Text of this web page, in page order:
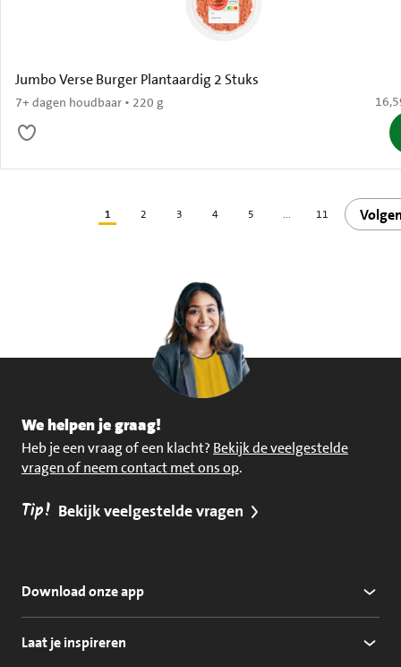
Jumbo Verse Burger Plantaardig 2 Stuks
7+ dagen houdbaar • 220 g €
1 2 3 4 5 ... 11
We helpen je graag!
Heb je een vraag of een klacht? Bekijk de veelgestelde
vragen of neem contact met ons op.
Tip! Bekijk veelgestelde vragen
Download onze app
Laat je inspireren